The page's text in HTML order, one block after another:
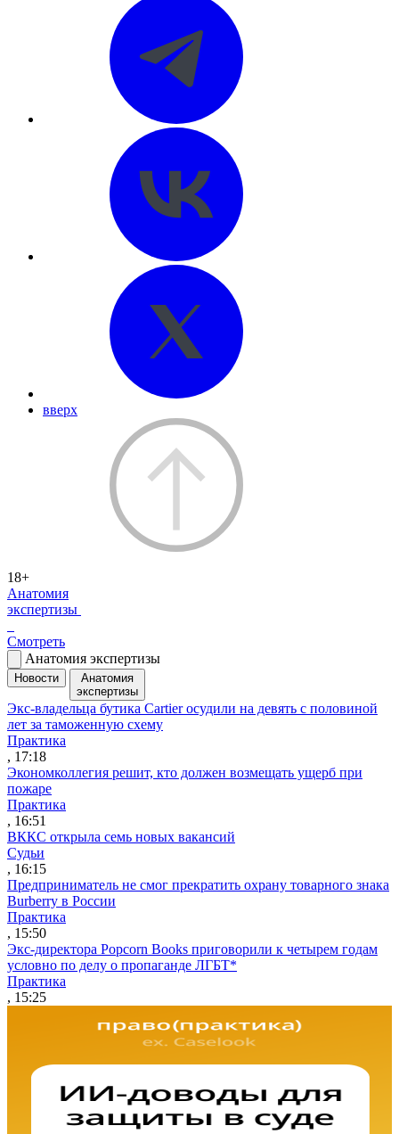
вверх
18+
Анатомия
экспертизы
Смотреть
Анатомия экспертизы
Новости
Анатомия
экспертизы
Экс-владельца бутика Cartier осудили на девять с половиной
лет за таможенную схему
Практика
, 17:18
Экономколлегия решит, кто должен возмещать ущерб при
пожаре
Практика
, 16:51
ВККС открыла семь новых вакансий
Судьи
, 16:15
Предприниматель не смог прекратить охрану товарного знака
Burberry в России
Практика
, 15:50
Экс-директора Popcorn Books приговорили к четырем годам
условно по делу о пропаганде ЛГБТ*
Практика
, 15:25